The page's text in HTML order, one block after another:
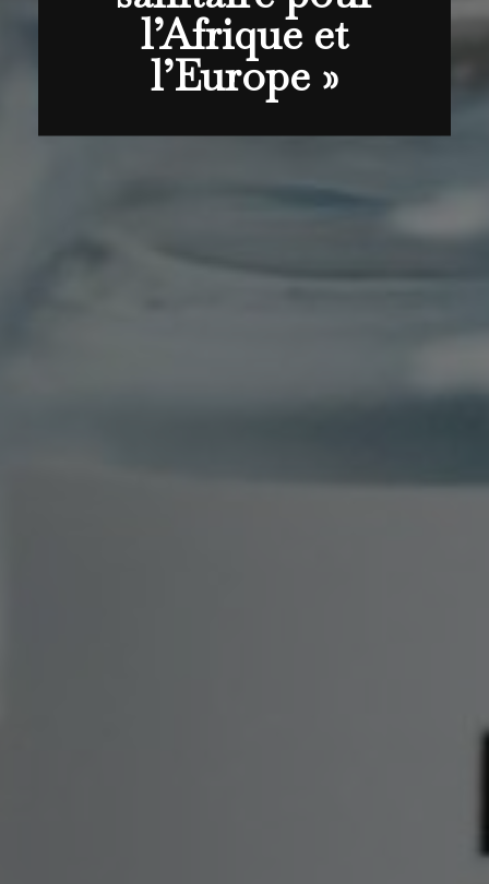
l’Afrique et
l’Europe »